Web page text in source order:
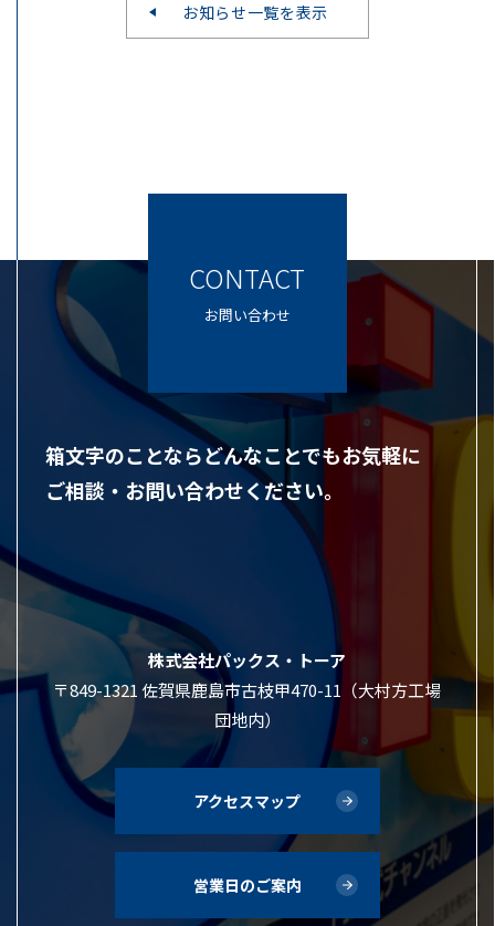
お知らせ一覧を表示
CONTACT
お問い合わせ
箱文字のことならどんなことでもお気軽に
ご相談・お問い合わせください。
株式会社パックス・トーア
〒849-1321 佐賀県鹿島市古枝甲470-11（大村方工場
団地内）
アクセスマップ
営業日のご案内